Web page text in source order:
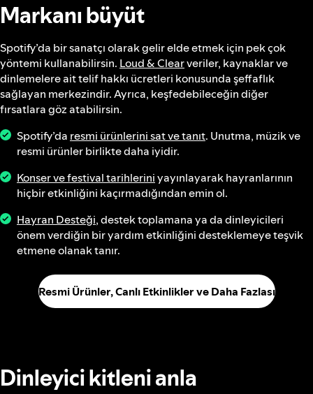
Markanı büyüt
Spotify’da bir sanatçı olarak gelir elde etmek için pek çok
yöntemi kullanabilirsin. Loud & Clearveriler, kaynaklar ve
dinlemelere ait telif hakkı ücretleri konusunda şeffaflık
sağlayan merkezindir. Ayrıca, keşfedebileceğin diğer
fırsatlara göz atabilirsin.
Spotify’da resmi ürünlerini sat ve tanıt. Unutma, müzik ve
resmi ürünler birlikte daha iyidir.
Konser ve festival tarihleriniyayınlayarak hayranlarının
hiçbir etkinliğini kaçırmadığından emin ol.
Hayran Desteği, destek toplamana ya da dinleyicileri
önem verdiğin bir yardım etkinliğini desteklemeye teşvik
etmene olanak tanır.
Resmi Ürünler, Canlı Etkinlikler ve Daha Fazlası
Dinleyici kitleni anla